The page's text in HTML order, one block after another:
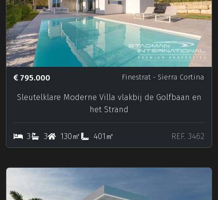
795.000 Finestrat - Sierra Cortina
Sleutelklare Moderne Villa vlakbij de Golfbaan en
het Strand
3 3 130㎡ 401㎡ REF. 3462